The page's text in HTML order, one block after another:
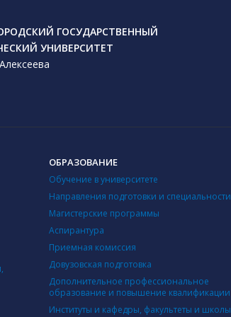
ГОСУДАРСТВЕННЫЙ
УНИВЕРСИТЕТ
ОБРАЗОВАНИЕ
Обучение в университете
Направления подготовки и специальности
Магистерские программы
Аспирантура
Приемная комиссия
Довузовская подготовка
Дополнительное профессиональное
образование и повышение квалификации
Институты и кафедры, факультеты и школы